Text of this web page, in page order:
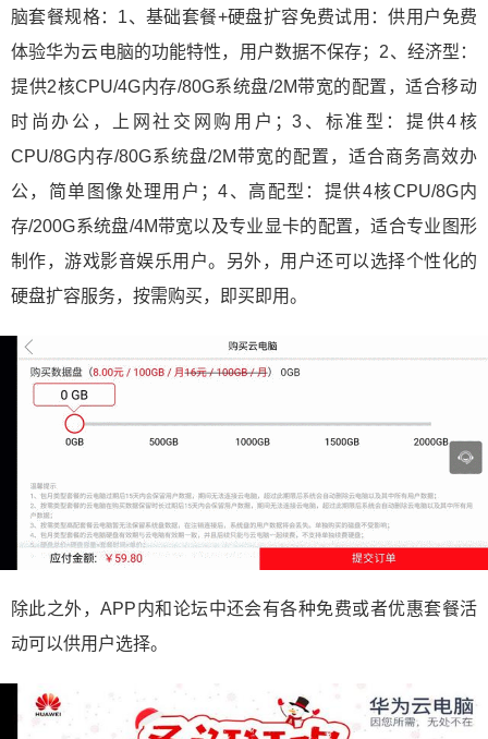
脑套餐规格：1、基础套餐+硬盘扩容免费试用：供用户免费
体验华为云电脑的功能特性，用户数据不保存；2、经济型：
提供2核CPU/4G内存/80G系统盘/2M带宽的配置，适合移动
时尚办公，上网社交网购用户；3、标准型：提供4核
CPU/8G内存/80G系统盘/2M带宽的配置，适合商务高效办
公，简单图像处理用户；4、高配型：提供4核CPU/8G内
存/200G系统盘/4M带宽以及专业显卡的配置，适合专业图形
制作，游戏影音娱乐用户。另外，用户还可以选择个性化的
硬盘扩容服务，按需购买，即买即用。
除此之外，APP内和论坛中还会有各种免费或者优惠套餐活
动可以供用户选择。